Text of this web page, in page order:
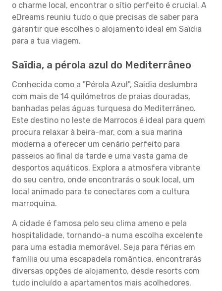
o charme local, encontrar o sítio perfeito é crucial. A
eDreams reuniu tudo o que precisas de saber para
garantir que escolhes o alojamento ideal em Saïdia
para a tua viagem.
Saïdia, a pérola azul do Mediterrâneo
Conhecida como a "Pérola Azul", Saidia deslumbra
com mais de 14 quilómetros de praias douradas,
banhadas pelas águas turquesa do Mediterrâneo.
Este destino no leste de Marrocos é ideal para quem
procura relaxar à beira-mar, com a sua marina
moderna a oferecer um cenário perfeito para
passeios ao final da tarde e uma vasta gama de
desportos aquáticos. Explora a atmosfera vibrante
do seu centro, onde encontrarás o souk local, um
local animado para te conectares com a cultura
marroquina.
A cidade é famosa pelo seu clima ameno e pela
hospitalidade, tornando-a numa escolha excelente
para uma estadia memorável. Seja para férias em
família ou uma escapadela romântica, encontrarás
diversas opções de alojamento, desde resorts com
tudo incluído a apartamentos mais acolhedores.